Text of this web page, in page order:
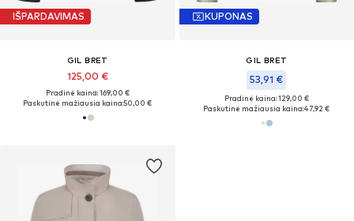
IŠPARDAVIMAS
GIL BRET
125,00 €
Pradinė kaina: 169,00 €
Paskutinė mažiausia kaina:50,00 €
KUPONAS
GIL BRET
53,91 €
Pradinė kaina: 129,00 €
Paskutinė mažiausia kaina:47,92 €